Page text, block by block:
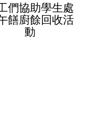
們協助學生處
饍廚餘回收活
動